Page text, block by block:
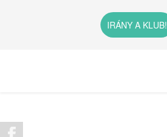
IRÁNY A KLUB!